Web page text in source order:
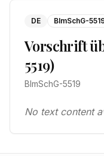
DE BImSchG-
Vorschrift
5519)
BImSchG-5519
No text content